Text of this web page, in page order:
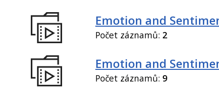
Emotion and
Počet záznamů: 2
Emotion and
Počet záznamů: 9